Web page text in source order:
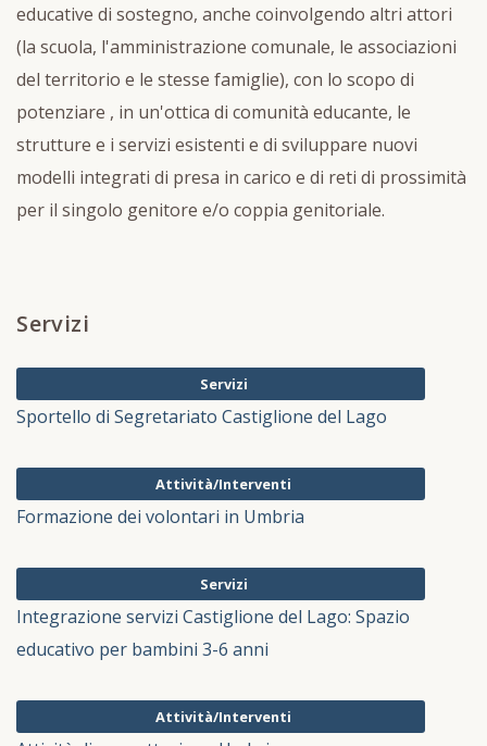
educative di sostegno, anche coinvolgendo altri attori
(la scuola, l'amministrazione comunale, le associazioni
del territorio e le stesse famiglie), con lo scopo di
potenziare , in un'ottica di comunità educante, le
strutture e i servizi esistenti e di sviluppare nuovi
modelli integrati di presa in carico e di reti di prossimità
per il singolo genitore e/o coppia genitoriale.
Servizi
Servizi
Sportello di Segretariato Castiglione del Lago
Attività/Interventi
Formazione dei volontari in Umbria
Servizi
Integrazione servizi Castiglione del Lago: Spazio
educativo per bambini 3-6 anni
Attività/Interventi